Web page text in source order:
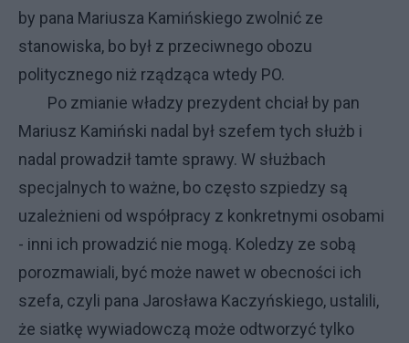
by pana Mariusza Kamińskiego zwolnić ze
stanowiska, bo był z przeciwnego obozu
politycznego niż rządząca wtedy PO.
Po zmianie władzy prezydent chciał by pan
Mariusz Kamiński nadal był szefem tych służb i
nadal prowadził tamte sprawy. W służbach
specjalnych to ważne, bo często szpiedzy są
uzależnieni od współpracy z konkretnymi osobami
- inni ich prowadzić nie mogą. Koledzy ze sobą
porozmawiali, być może nawet w obecności ich
szefa, czyli pana Jarosława Kaczyńskiego, ustalili,
że siatkę wywiadowczą może odtworzyć tylko